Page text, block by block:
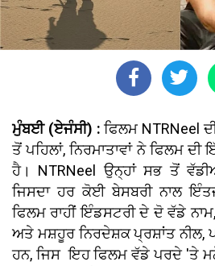
ਮੁੰਬਈ (ਏਜੰਸੀ) :ਫਿਲਮ NTRNeel
ਤੋਂ ਪਹਿਲਾਂ, ਨਿਰਮਾਤਾਵਾਂ ਨੇ ਫਿਲਮ ਦੀ
ਹੈ। NTRNeel ਉਨ੍ਹਾਂ ਸਭ ਤੋਂ
ਜਿਸਦਾ ਹਰ ਕੋਈ ਬੇਸਬਰੀ ਨਾਲ
ਫਿਲਮ ਰਾਹੀਂ ਇੰਡਸਟਰੀ ਦੇ ਦੋ ਵੱਡੇ
ਅਤੇ ਮਸ਼ਹੂਰ ਨਿਰਦੇਸ਼ਕ ਪ੍ਰਸ਼ਾਂਤ ਨੀਲ,
ਹਨ, ਜਿਸ ਇਹ ਫਿਲਮ ਵੱਡੇ ਪਰਦੇ 'ਤੇ